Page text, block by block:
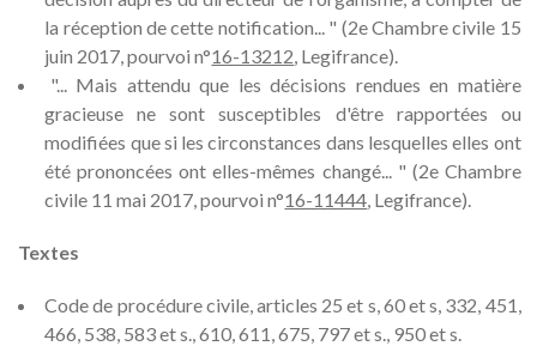
la réception de cette notification... " (2e Chambre civile 15
juin 2017, pourvoi n°16-13212, Legifrance).
"... Mais attendu que les décisions rendues en matière
gracieuse ne sont susceptibles d'être rapportées ou
modifiées que si les circonstances dans lesquelles elles ont
été prononcées ont elles-mêmes changé... " (2e Chambre
civile 11 mai 2017, pourvoi n°16-11444, Legifrance).
Textes
Code de procédure civile, articles 25 et s, 60 et s, 332, 451,
466, 538, 583 et s., 610, 611, 675, 797 et s., 950 et s.